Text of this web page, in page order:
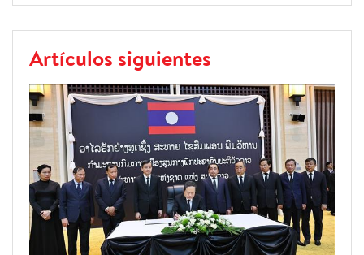
Artículos siguientes